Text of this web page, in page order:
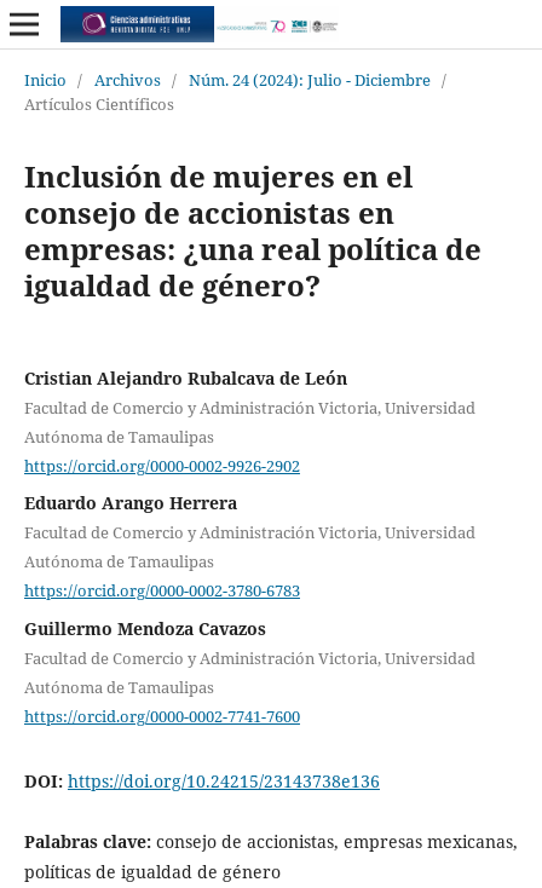
Inicio / Archivos / Núm. 24 (2024): Julio - Diciembre /
Artículos Científicos
Inclusión de mujeres en el
consejo de accionistas en
empresas: ¿una real política de
igualdad de género?
Cristian Alejandro Rubalcava de León
Facultad de Comercio y Administración Victoria, Universidad
Autónoma de Tamaulipas
https://orcid.org/0000-0002-9926-2902
Eduardo Arango Herrera
Facultad de Comercio y Administración Victoria, Universidad
Autónoma de Tamaulipas
https://orcid.org/0000-0002-3780-6783
Guillermo Mendoza Cavazos
Facultad de Comercio y Administración Victoria, Universidad
Autónoma de Tamaulipas
https://orcid.org/0000-0002-7741-7600
DOI: https://doi.org/10.24215/23143738e136
Palabras clave: consejo de accionistas, empresas mexicanas,
políticas de igualdad de género